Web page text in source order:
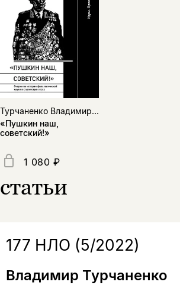
Турчаненко Владимир...
«Пушкин наш,
советский!»
1 080 ₽
статьи
177 НЛО (5/2022)
Владимир Турчаненко
ссылку
нет, вернуться назад